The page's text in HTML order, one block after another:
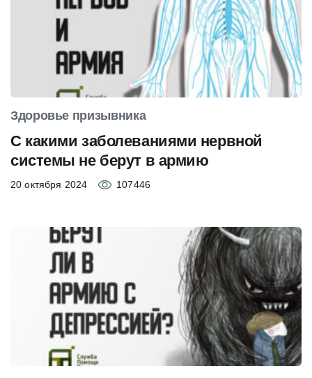
Здоровье призывника
С какими заболеваниями нервной
системы не берут в армию
20 октября 2024 107446